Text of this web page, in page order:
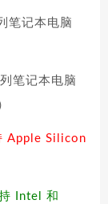
笔记本电脑
笔记本电脑
Apple Silicon
Intel 和